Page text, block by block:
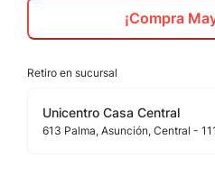
¡Compra
Retiro en sucursal
Unicentro Casa Central
613 Palma, Asunción, Central -